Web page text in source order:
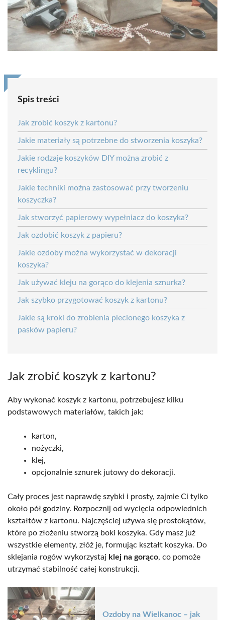
Spis treści
Jak zrobić koszyk z kartonu?
Jakie materiały są potrzebne do stworzenia koszyka?
Jakie rodzaje koszyków DIY można zrobić z
recyklingu?
Jakie techniki można zastosować przy tworzeniu
koszyczka?
Jak stworzyć papierowy wypełniacz do koszyka?
Jak ozdobić koszyk z papieru?
Jakie ozdoby można wykorzystać w dekoracji
koszyka?
Jak używać kleju na gorąco do klejenia sznurka?
Jak szybko przygotować koszyk z kartonu?
Jakie są kroki do zrobienia plecionego koszyka z
pasków papieru?
Jak zrobić koszyk z kartonu?
Aby wykonać koszyk z kartonu, potrzebujesz kilku
podstawowych materiałów, takich jak:
karton,
nożyczki,
klej,
opcjonalnie sznurek jutowy do dekoracji.
Cały proces jest naprawdę szybki i prosty, zajmie Ci tylko
około pół godziny. Rozpocznij od wycięcia odpowiednich
kształtów z kartonu. Najczęściej używa się prostokątów,
które po złożeniu stworzą boki koszyka. Gdy masz już
wszystkie elementy, złóż je, formując kształt koszyka. Do
sklejania rogów wykorzystaj klej na gorąco, co pomoże
utrzymać stabilność całej konstrukcji.
Ozdoby na Wielkanoc – jak